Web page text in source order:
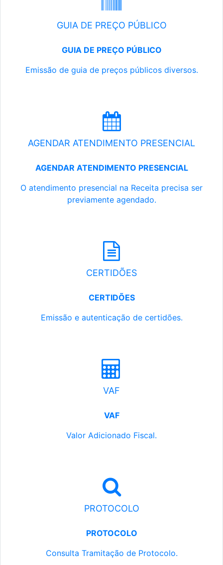
GUIA DE PREÇO PÚBLICO
GUIA DE PREÇO PÚBLICO
Emissão de guia de preços públicos diversos.
AGENDAR ATENDIMENTO PRESENCIAL
AGENDAR ATENDIMENTO PRESENCIAL
O atendimento presencial na Receita precisa ser
previamente agendado.
CERTIDÕES
CERTIDÕES
Emissão e autenticação de certidões.
VAF
VAF
Valor Adicionado Fiscal.
PROTOCOLO
PROTOCOLO
Consulta Tramitação de Protocolo.